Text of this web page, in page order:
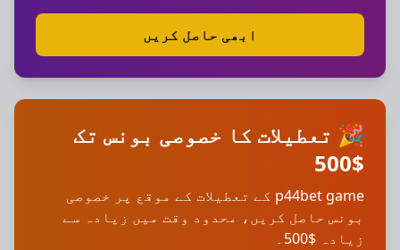
ابھی حاصل کریں
🎉 تعطیلات کا خصوصی بونس تک
$500
p44bet game کے تعطیلات کے موقع پر خصوصی
بونس حاصل کریں، محدود وقت میں زیادہ سے
زیادہ $500۔